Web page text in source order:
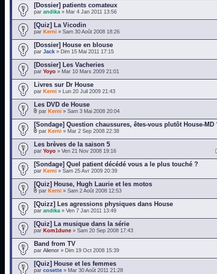
[Dossier] patients comateux
par andika » Mar 4 Jan 2011 13:56
[Quiz] La Vicodin
par Kerni » Sam 30 Août 2008 18:26
[Dossier] House en blouse
par Jack » Dim 15 Mai 2011 17:15
[Dossier] Les Vacheries
par Yoyo » Mar 10 Mars 2009 21:01
Livres sur Dr House
par Kerni » Lun 20 Juil 2009 21:43
Les DVD de House
par Kerni » Sam 3 Mai 2008 20:04
[Sondage] Question chaussures, êtes-vous plutôt House-MD
par Kerni » Mar 2 Sep 2008 22:38
Les brèves de la saison 5
par Yoyo » Ven 21 Nov 2008 19:16
[Sondage] Quel patient décédé vous a le plus touché ?
par Kerni » Sam 25 Avr 2009 20:39
[Quiz] House, Hugh Laurie et les motos
par Kerni » Sam 2 Août 2008 12:53
[Quizz] Les agressions physiques dans House
par andika » Ven 7 Jan 2011 13:49
[Quiz] La musique dans la série
par Kom1dune » Sam 20 Sep 2008 17:43
Band from TV
par Alienor » Dim 19 Oct 2008 15:39
[Quiz] House et les femmes
par cosette » Mar 30 Août 2011 21:28